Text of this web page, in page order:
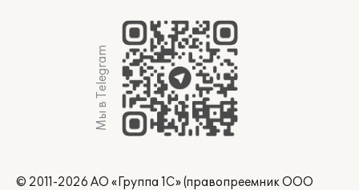
Мы в Telegram
© 2011-2026 АО «Группа 1С» (правопреемник ООО